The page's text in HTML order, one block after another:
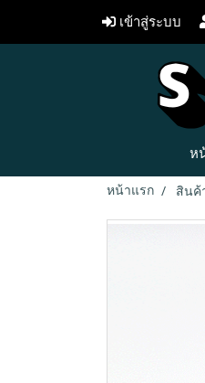
เข้าสู่ระบบ
ห
หน้าแรก สินค้